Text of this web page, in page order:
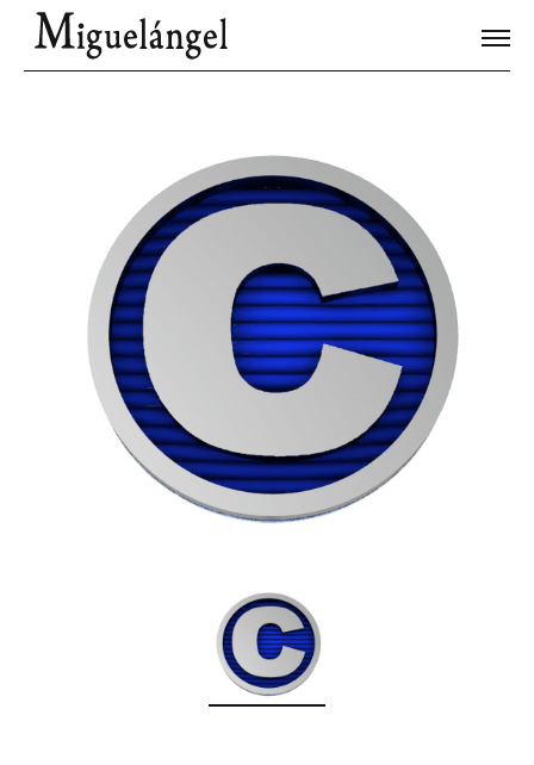
Joyas Únicas
Blog
Contacto